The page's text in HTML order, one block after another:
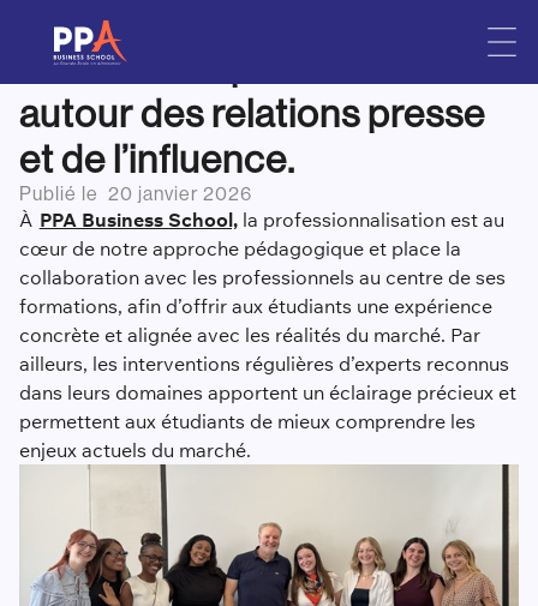
Un séminaire luxe reliant
étudiants et professionnels
autour des relations presse
et de l’influence.
Publié le 20 janvier 2026
À PPA Business School,la professionnalisation est au
cœur de notre approche pédagogique et place la
collaboration avec les professionnels au centre de ses
formations, afin d’offrir aux étudiants une expérience
concrète et alignée avec les réalités du marché. Par
ailleurs, les interventions régulières d’experts reconnus
dans leurs domaines apportent un éclairage précieux et
permettent aux étudiants de mieux comprendre les
enjeux actuels du marché.